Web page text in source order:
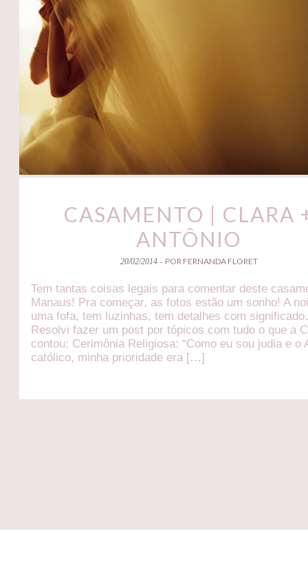
CASAMENTO | CLARA
ANTÔNIO
20/02/2014 - POR FERNANDA FLORET
Tem tantas coisas legais para comentar deste
Manaus! Pra começar, as fotos estão um sonho! A
uma fofa, tem luzinhas, tem detalhes com
Resolvi fazer um post por tópicos com tudo o que a
contou: Cerimônia Religiosa: “Como eu sou judia e o
católico, minha prioridade era […]